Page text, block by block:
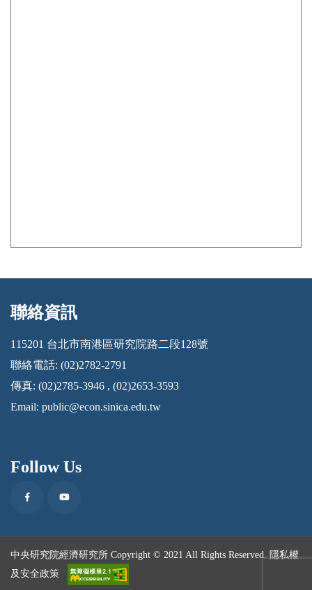
:::
聯絡資訊
115201 台北市南港區研究院路二段128號
聯絡電話: (02)2782-2791
傳真: (02)2785-3946 , (02)2653-3593
Email: public@econ.sinica.edu.tw
Follow Us
FacebookYoutube
中央研究院經濟研究所 Copyright © 2021 All Rights Reserved. 隱私權
及安全政策